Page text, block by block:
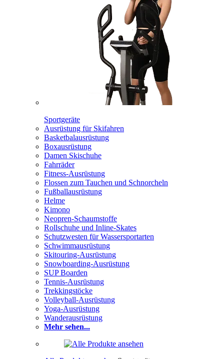
Sportgeräte
Ausrüstung für Skifahren
Basketbalausrüstung
Boxausrüstung
Damen Skischuhe
Fahrräder
Fitness-Ausrüstung
Flossen zum Tauchen und Schnorcheln
Fußballausrüstung
Helme
Kimono
Neopren-Schaumstoffe
Rollschuhe und Inline-Skates
Schutzwesten für Wassersportarten
Schwimmausrüstung
Skitouring-Ausrüstung
Snowboarding-Ausrüstung
SUP Boarden
Tennis-Ausrüstung
Trekkingstöcke
Volleyball-Ausrüstung
Yoga-Ausrüstung
Wanderausrüstung
Mehr sehen...